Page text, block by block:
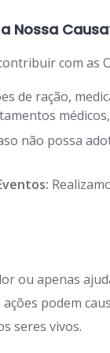
Nossa
com as
de ração,
não possa
ou apenas
podem
seres vivos.